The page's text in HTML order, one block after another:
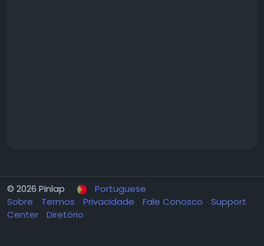
© 2026 Pinlap
Portuguese
Sobre
Termos Privacidade Fale Conosco
Support
Center
Diretório